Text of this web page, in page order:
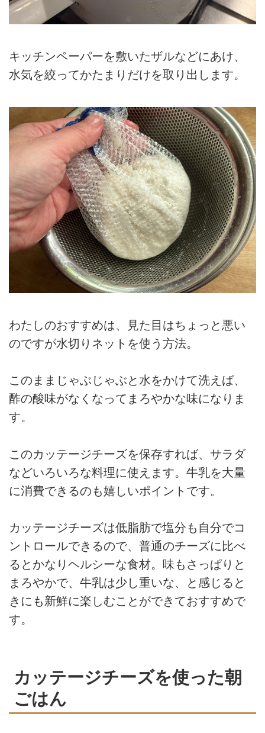
キッチンペーパーを敷いたザルなどにあけ、
水気を絞ってかたまりだけを取り出します。
わたしのおすすめは、見た目はちょっと悪い
のですが水切りネットを使う方法。
このままじゃぶじゃぶと水をかけて洗えば、
酢の酸味がなくなってまろやかな味になりま
す。
このカッテージチーズを保存すれば、サラダ
などいろいろな料理に使えます。牛乳を大量
に消費できるのも嬉しいポイントです。
カッテージチーズは低脂肪で塩分も自分でコ
ントロールできるので、普通のチーズに比べ
るとかなりヘルシーな食材。味もさっぱりと
まろやかで、牛乳は少し重いな、と感じると
きにも新鮮に楽しむことができておすすめで
す。
カッテージチーズを使った朝
ごはん